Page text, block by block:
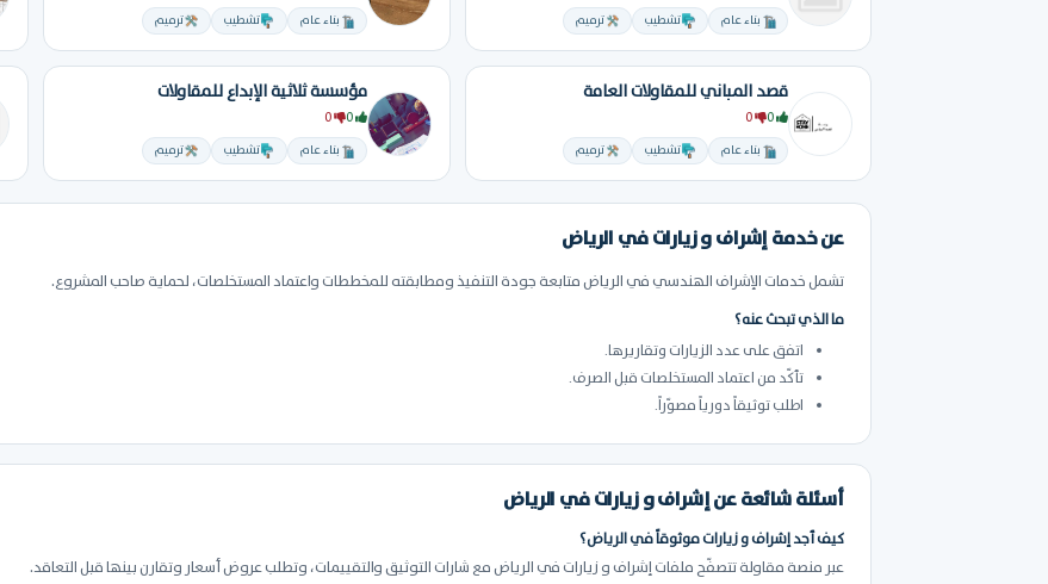
بناء عام تشطيب ترميم بناء عام تشطيب ترميم
قصد المباني للمقاولات العامة
بناء عام تشطيب ترميم
مؤسسة ثلاثية الإبداع للمقاولات
0
0
بناء عام تشطيب ترميم
عن خدمة إشراف و زيارات في الرياض
تشمل خدمات الإشراف الهندسي في الرياض متابعة جودة التنفيذ ومطابقته للمخططات واعتماد المستخلصات، لحماية صاحب المشروع.
ما الذي تبحث عنه؟
اتفق على عدد الزيارات وتقاريرها.
تأكّد من اعتماد المستخلصات قبل الصرف.
اطلب توثيقاً دورياً مصوّراً.
أسئلة شائعة عن إشراف و زيارات في الرياض
كيف أجد إشراف و زيارات موثوقاً في الرياض؟
عبر منصة مقاولة تتصفّح ملفات إشراف و زيارات في الرياض مع شارات التوثيق والتقييمات، وتطلب عروض أسعار وتقارن بينها قبل التعاقد.